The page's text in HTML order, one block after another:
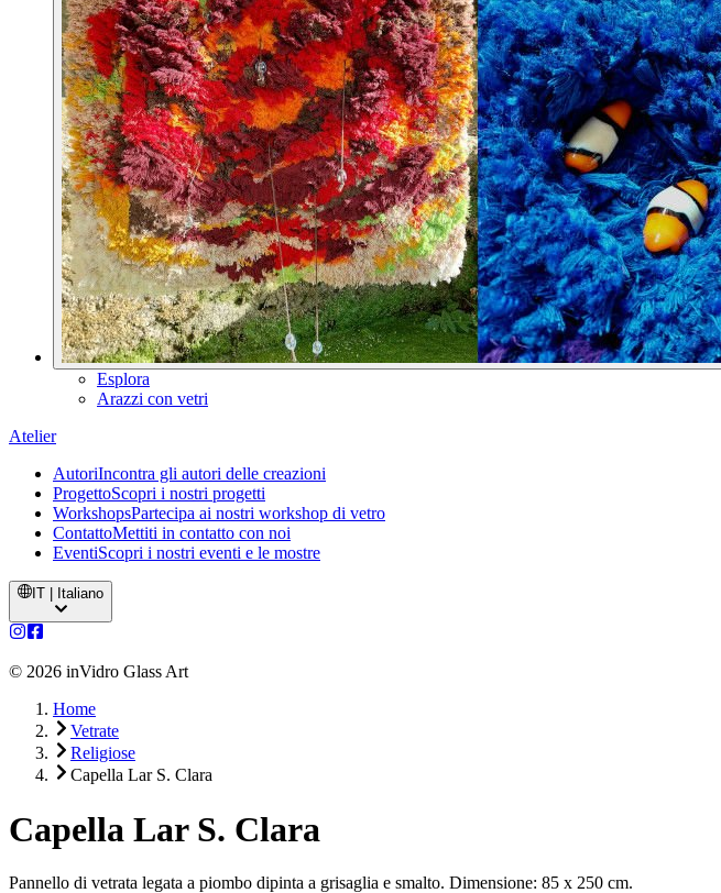
Esplora
Arazzi con vetri
Atelier
AutoriIncontra gli autori delle creazioni
ProgettoScopri i nostri progetti
WorkshopsPartecipa ai nostri workshop di vetro
ContattoMettiti in contatto con noi
EventiScopri i nostri eventi e le mostre
IT | Italiano
© 2026 inVidro Glass Art
Home
Vetrate
Religiose
Capella Lar S. Clara
Capella Lar S. Clara
Pannello di vetrata legata a piombo dipinta a grisaglia e smalto. Dimensione: 85 x 250 cm.